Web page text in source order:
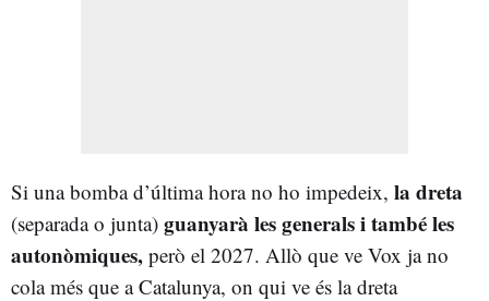
Si una bomba d’última hora no ho impedeix, la dreta
(separada o junta) guanyarà les generals i també les
autonòmiques, però el 2027. Allò que ve Vox ja no
cola més que a Catalunya, on qui ve és la dreta